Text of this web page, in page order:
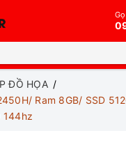
ĐỒ HỌA
Ram 8GB/ SSD
144hz